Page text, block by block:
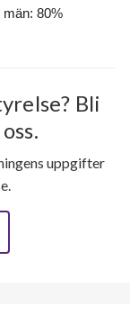
män: 80%
Bli
uppgifter